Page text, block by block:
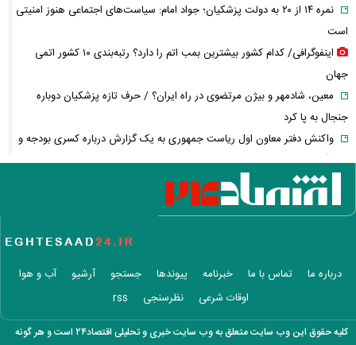
نمره ۱۴ از ۲۰ به دولت پزشکیان؛ جواد امام: سیاست‌های اجتماعی هنوز امنیتی
است
اینفوگرافی/ کدام کشور بیشترین بمب اتم را دارد؟ رتبه‌بندی ۱۰ کشور اتمی
جهان
معین، شادمهر و بیژن مرتضوی در راه ایران؟ / حرف تازه پزشکیان دوباره
جنجال به پا کرد
واکنش دفتر معاون اول ریاست جمهوری به یک گزارش درباره کسری بودجه و
کالابرگ
چگونه جنگ معاملات «هوش مصنوعی» ترامپ در خلیج فارس را نابود کرد؟
این افراد بیشتر سرطان مری می‌گیرند؛ عوامل خطر را جدی بگیرید
تمدید قرارداد اوزجان بیزاتی با استقلال؛ مربی ترک‌تبار ماندنی شد
پاییز پربارش از راه می‌رسد/ فرصت طلایی دولت برای جبران کمبود آب
اسامی خریدهای جدید پرسپولیس لو رفت
بازنشستگان کشوری بخوانند؛ آخرین مهلت ثبت‌نام بیمه تکمیلی اعلام شد
درباره ما تماس با ما خبرنامه پیوندها جستجو آرشیو
آب و هوا
اوقات شرعی
نظرسنجی rss
کلیه حقوق این وب سایت متعلق به وب سایت خبری و تحلیلی اقتصاد۲۴ است و هر گونه